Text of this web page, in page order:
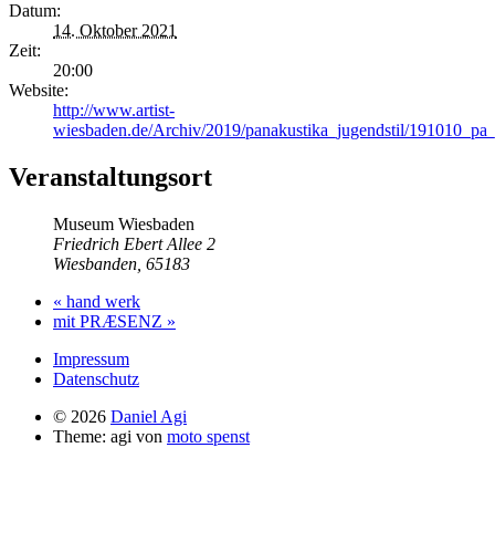
Datum:
14. Oktober 2021
Zeit:
20:00
Website:
http://www.artist-
wiesbaden.de/Archiv/2019/panakustika_jugendstil/
Veranstaltungsort
Museum Wiesbaden
Friedrich Ebert Allee 2
Wiesbanden 65183
« hand werk
mit PRÆSENZ »
Impressum
Datenschutz
© 2026 Daniel Agi
Theme: agi von moto spenst